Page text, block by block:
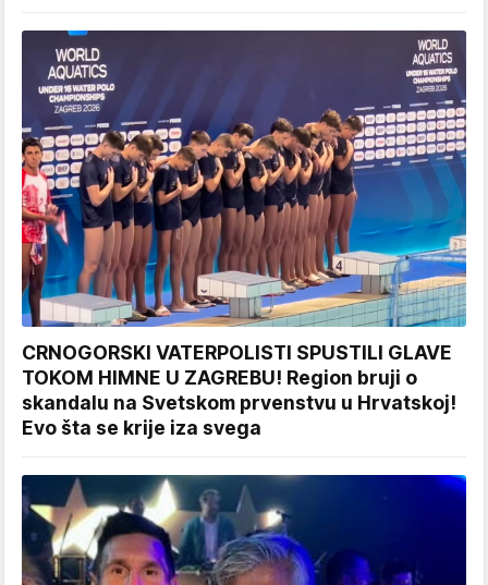
CRNOGORSKI VATERPOLISTI SPUSTILI GLAVE
TOKOM HIMNE U ZAGREBU! Region bruji o
skandalu na Svetskom prvenstvu u Hrvatskoj!
Evo šta se krije iza svega